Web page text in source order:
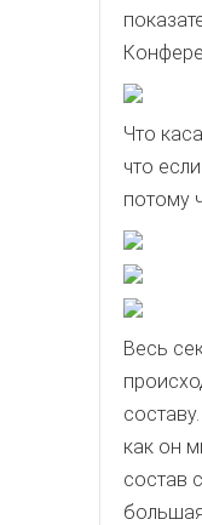
Что
что
потому
Весь
как он
состав